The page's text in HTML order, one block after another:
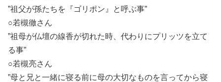
”祖父が孫たちを『ゴリポン』と呼ぶ事”
○若槻徹さん
”祖母が仏壇の線香が切れた時、代わりにプリッツを立て
る事”
○若槻亮さん
”母と兄と一緒に寝る前に母の大切なものを言ってから寝